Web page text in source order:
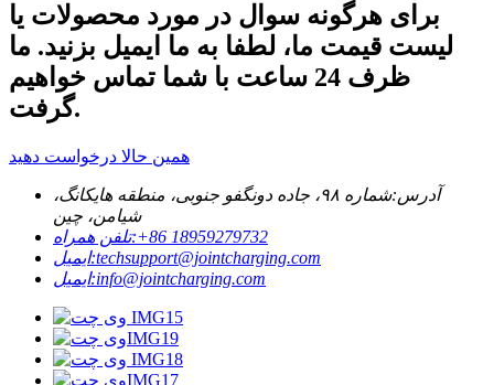
برای هرگونه سوال در مورد محصولات یا
لیست قیمت ما، لطفا به ما ایمیل بزنید. ما
ظرف 24 ساعت با شما تماس خواهیم
گرفت.
همین حالا درخواست دهید
آدرس:
شماره ۹۸، جاده دونگفو جنوبی، منطقه هایکانگ،
شیامن، چین
تلفن همراه:‎+86 18959279732‎
ایمیل:techsupport@jointcharging.com
ایمیل:info@jointcharging.com